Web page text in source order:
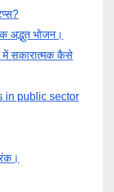
अद्भुत भोजन।
में सकारात्मक कैसे
in public sector